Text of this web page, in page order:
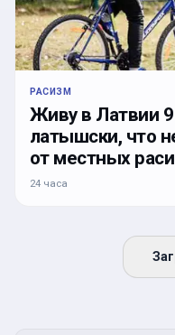
РАСИЗМ
Живу в Латвии
латышски, что
от местных
24 часа